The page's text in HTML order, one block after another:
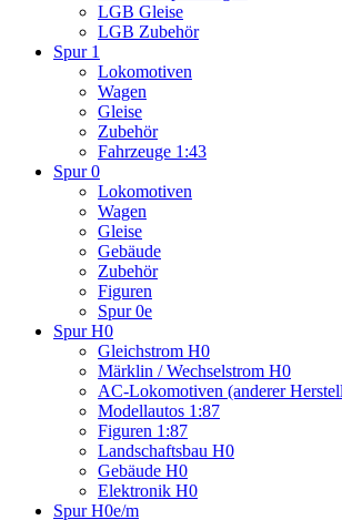
LGB Gleise
LGB Zubehör
Spur 1
Lokomotiven
Wagen
Gleise
Zubehör
Fahrzeuge 1:43
Spur 0
Lokomotiven
Wagen
Gleise
Gebäude
Zubehör
Figuren
Spur 0e
Spur H0
Gleichstrom H0
Märklin / Wechselstrom H0
AC-Lokomotiven (anderer
Modellautos 1:87
Figuren 1:87
Landschaftsbau H0
Gebäude H0
Elektronik H0
Spur H0e/m